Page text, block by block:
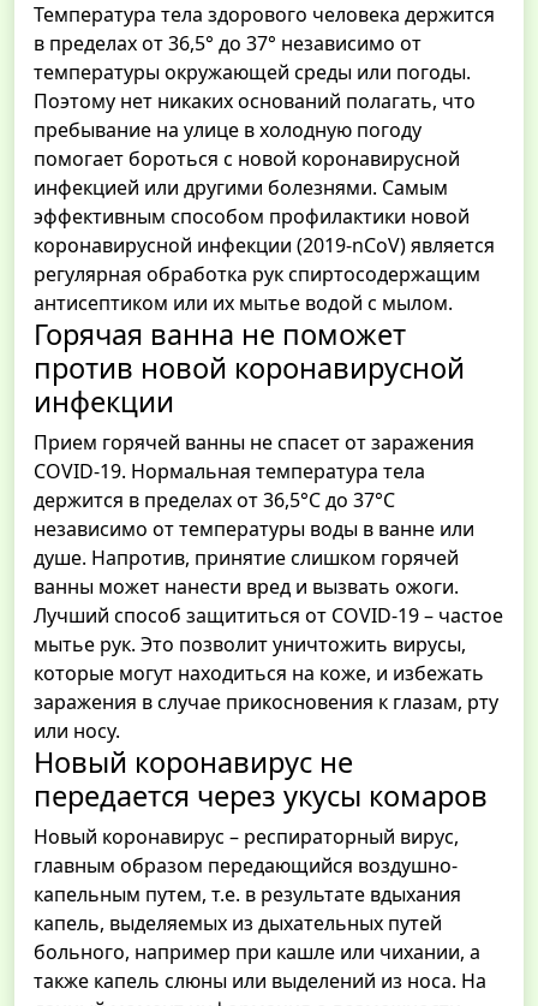
Температура тела здорового человека держится
в пределах от 36,5° до 37° независимо от
температуры окружающей среды или погоды.
Поэтому нет никаких оснований полагать, что
пребывание на улице в холодную погоду
помогает бороться с новой коронавирусной
инфекцией или другими болезнями. Самым
эффективным способом профилактики новой
коронавирусной инфекции (2019-nCoV) является
регулярная обработка рук спиртосодержащим
антисептиком или их мытье водой с мылом.
Горячая ванна не поможет
против новой коронавирусной
инфекции
Прием горячей ванны не спасет от заражения
COVID-19. Нормальная температура тела
держится в пределах от 36,5°C до 37°C
независимо от температуры воды в ванне или
душе. Напротив, принятие слишком горячей
ванны может нанести вред и вызвать ожоги.
Лучший способ защититься от COVID-19 – частое
мытье рук. Это позволит уничтожить вирусы,
которые могут находиться на коже, и избежать
заражения в случае прикосновения к глазам, рту
или носу.
Новый коронавирус не
передается через укусы комаров
Новый коронавирус – респираторный вирус,
главным образом передающийся воздушно-
капельным путем, т.е. в результате вдыхания
капель, выделяемых из дыхательных путей
больного, например при кашле или чихании, а
также капель слюны или выделений из носа. На